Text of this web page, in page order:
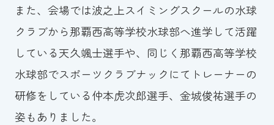
また、会場では波之上スイミングスクールの水球
クラブから那覇西高等学校水球部へ進学して活躍
している天久颯士選手や、同じく那覇西高等学校
水球部でスポーツクラブナックにてトレーナーの
研修をしている仲本虎次郎選手、金城俊祐選手の
姿もありました。